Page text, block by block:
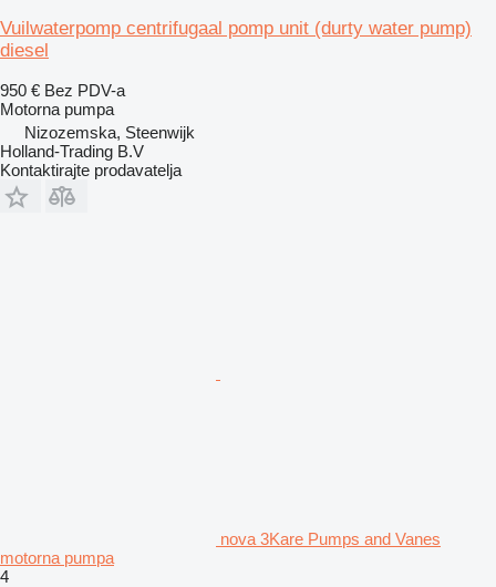
Vuilwaterpomp centrifugaal pomp unit (durty water pump)
diesel
950 € Bez PDV-a
Motorna pumpa
Nizozemska, Steenwijk
Holland-Trading B.V
Kontaktirajte prodavatelja
nova 3Kare Pumps and Vanes
motorna pumpa
4